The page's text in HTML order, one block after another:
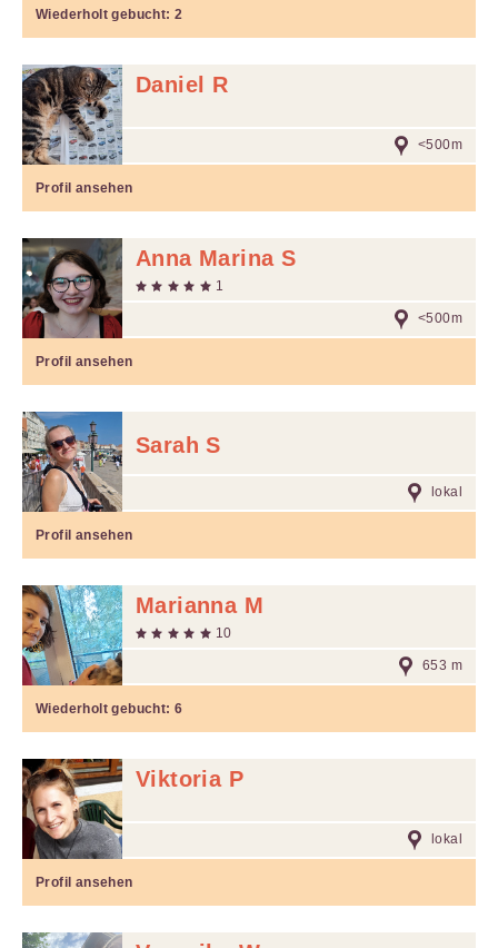
Wiederholt gebucht:2
Daniel R
<500m
Profil ansehen
Anna Marina S
1
<500m
Profil ansehen
Sarah S
lokal
Profil ansehen
Marianna M
10
653 m
Wiederholt gebucht:6
Viktoria P
lokal
Profil ansehen